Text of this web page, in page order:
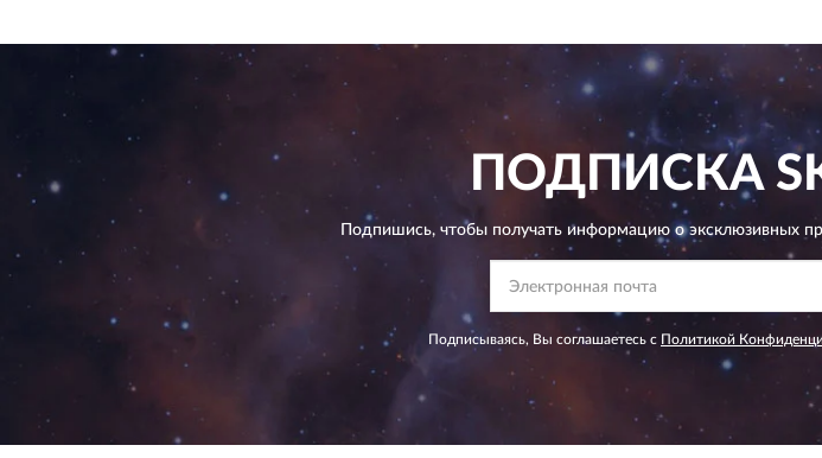
ПОДПИСКА
Подпишись, чтобы получать информацию о эксклюзивных
Подписываясь, Вы соглашаетесь с Политикой